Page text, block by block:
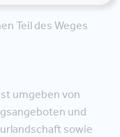
Teil des Weges
umgeben von
und
sowie